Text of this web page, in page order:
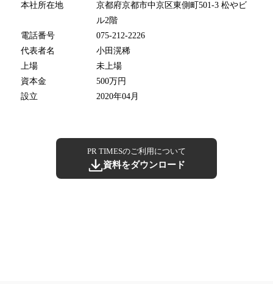
本社所在地
京都府京都市中京区東側町501-3 松やビ
ル2階
電話番号
075-212-2226
代表者名
小田滉稀
上場
未上場
資本金
500万円
設立
2020年04月
PR TIMESのご利用について
資料をダウンロード